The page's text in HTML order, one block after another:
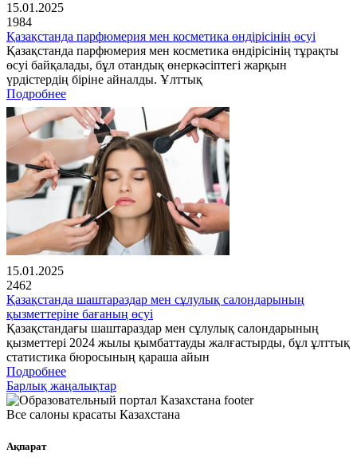
15.01.2025
1984
Қазақстанда парфюмерия мен косметика өндірісінің өсуі
Қазақстанда парфюмерия мен косметика өндірісінің тұрақты
өсуі байқалады, бұл отандық өнеркәсіптегі жарқын
үрдістердің біріне айналды. Ұлттық
Подробнее
15.01.2025
2462
Қазақстанда шаштараздар мен сұлулық салондарының
қызметтеріне бағаның өсуі
Қазақстандағы шаштараздар мен сұлулық салондарының
қызметтері 2024 жылы қымбаттауды жалғастырды, бұл ұлттық
статистика бюросының қараша айын
Подробнее
Барлық жаңалықтар
Все салоны красаты Казахстана
Ақпарат